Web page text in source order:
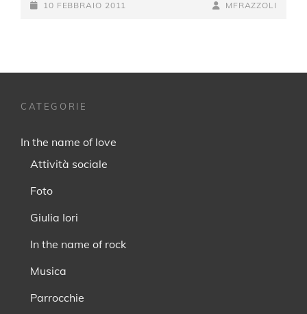
POSTED-
10 FEBBRAIO 2011
BY
BYLINE
MFRAZZOLI
CATEGORIE
In the name of love
Attività sociale
Foto
Giulia Iori
In the name of rock
Musica
Parrocchie